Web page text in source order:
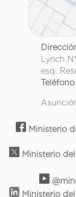
Lynch
esq.
Teléfono
Ministerio
Ministerio
Ministerio